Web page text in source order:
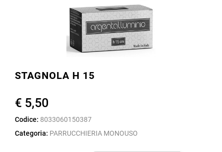
STAGNOLA H 15
€ 5,50
Codice: 8033060150387
Categoria: PARRUCCHIERIA MONOUSO